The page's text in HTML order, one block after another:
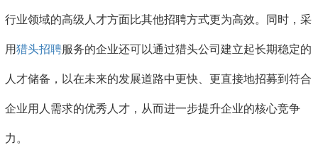
行业领域的高级人才方面比其他招聘方式更为高效。同时，采
用猎头招聘服务的企业还可以通过猎头公司建立起长期稳定的
人才储备，以在未来的发展道路中更快、更直接地招募到符合
企业用人需求的优秀人才，从而进一步提升企业的核心竞争
力。